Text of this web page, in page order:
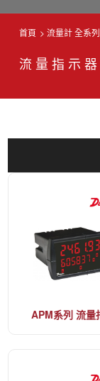
首頁 流量計 全系列
流 量 指 示 器
APM系列 流量